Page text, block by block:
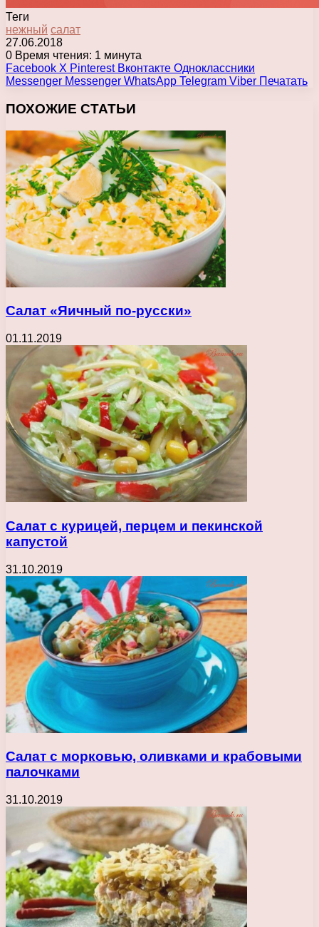
Теги
нежный салат
27.06.2018
0 Время чтения: 1 минута
Facebook X Pinterest Вконтакте Одноклассники
Messenger Messenger WhatsApp Telegram Viber Печатать
ПОХОЖИЕ СТАТЬИ
Салат «Яичный по-русски»
01.11.2019
Салат с курицей, перцем и пекинской
капустой
31.10.2019
Салат с морковью, оливками и крабовыми
палочками
31.10.2019